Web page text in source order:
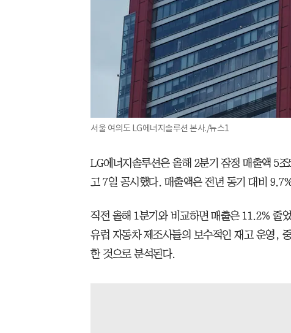
서울 여의도 LG에너지솔루션 본사./뉴스1
LG에너지솔루션은 올해 2분기 잠정 매출액 5
고 7일 공시했다. 매출액은 전년 동기 대비
직전 올해 1분기와 비교하면 매출은 11.2% 줄
유럽 자동차 제조사들의 보수적인 재고 운영,
한 것으로 분석된다.